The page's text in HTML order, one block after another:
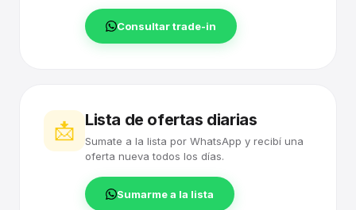
Consultar trade-in
📩 Lista de ofertas diarias
Sumate a la lista por WhatsApp y recibí una
oferta nueva todos los días.
Sumarme a la lista